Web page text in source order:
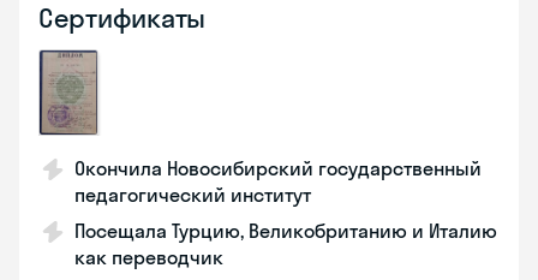
Сертификаты
Окончила Новосибирский государственный
педагогический институт
Посещала Турцию, Великобританию и Италию
как переводчик